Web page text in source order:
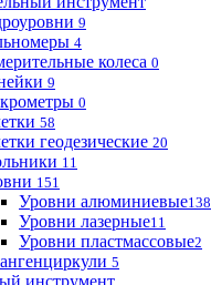
9
4
колеса 0
9
0
58
геодезические 20
11
151
Уровни алюминиевые138
Уровни лазерные11
Уровни пластмассовые2
5
инструмент